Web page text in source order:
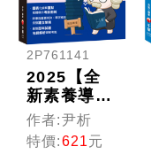
2P761141
2025【全
新素養導
向】尹析老
師的行政法
觀念課----
作者:尹析
特價:621元